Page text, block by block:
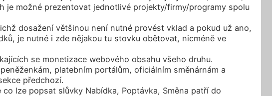
možné prezentovat jednotlivé projekty/firmy/programy spolu
dosažení většinou není nutné provést vklad a pokud už ano,
je nutné i zde nějakou tu stovku obětovat, nicméně ve
se monetizace webového obsahu všeho druhu.
platebním portálům, oficiálním směnárnám a
předchozí.
lze popsat slůvky Nabídka, Poptávka, Směna patří do